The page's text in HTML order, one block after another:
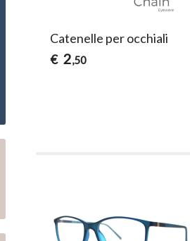
Catenelle per occhiali
€ 2,50